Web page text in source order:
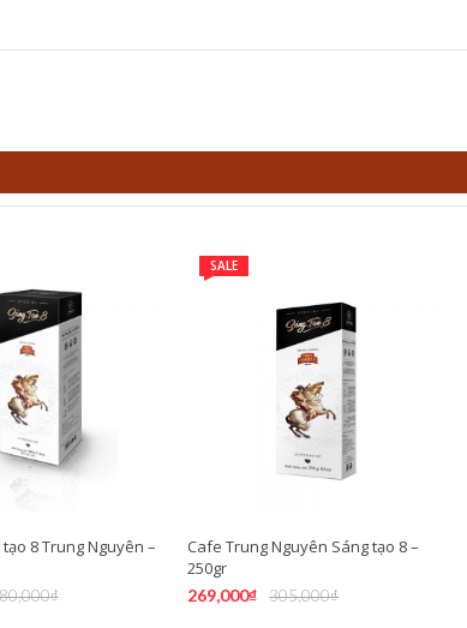
8 Trung Nguyên –
₫
SALE
Cafe Trung Nguyên Sáng tạo 8 –
250gr
305,000₫
269,000₫